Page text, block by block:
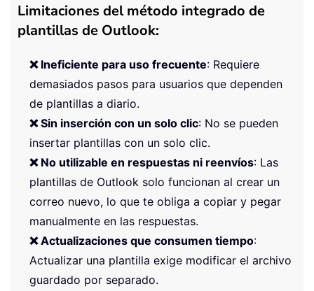
Limitaciones del método integrado de
plantillas de Outlook:
❌ Ineficiente para uso frecuente: Requiere
demasiados pasos para usuarios que dependen
de plantillas a diario.
❌ Sin inserción con un solo clic: No se pueden
insertar plantillas con un solo clic.
❌ No utilizable en respuestas ni reenvíos: Las
plantillas de Outlook solo funcionan al crear un
correo nuevo, lo que te obliga a copiar y pegar
manualmente en las respuestas.
❌ Actualizaciones que consumen tiempo:
Actualizar una plantilla exige modificar el archivo
guardado por separado.